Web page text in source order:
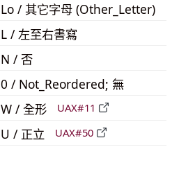
Lo / 其它字母 (Other_Letter)
L / 左至右書寫
N / 否
0 / Not_Reordered; 無
W / 全形 UAX#11
U / 正立 UAX#50